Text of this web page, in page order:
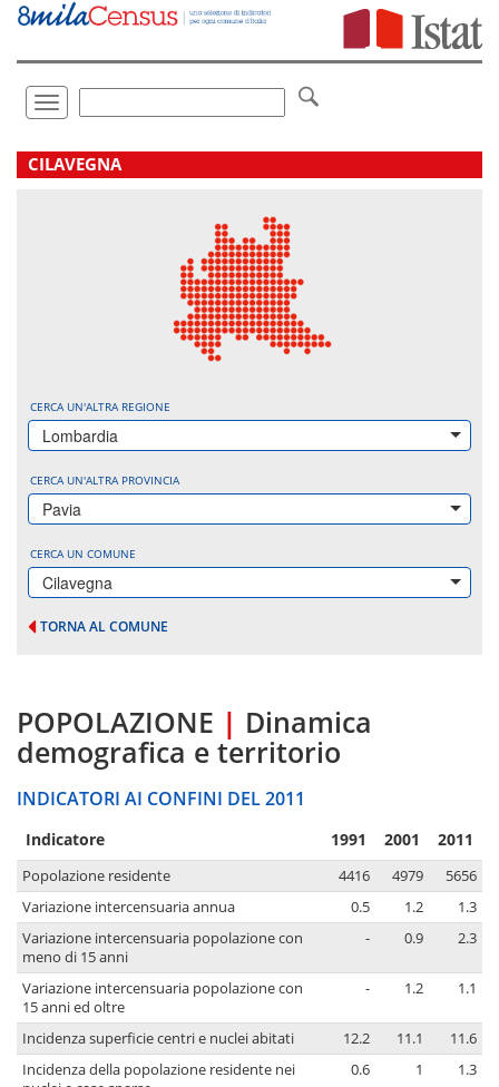
Vai
direttamente
Toggle
navigation
.
CILAVEGNA
CERCA UN'ALTRA REGIONE
Lombardia
CERCA UN'ALTRA PROVINCIA
Pavia
CERCA UN COMUNE
Cilavegna
TORNA AL COMUNE
POPOLAZIONE | Dinamica
demografica e territorio
INDICATORI AI CONFINI DEL 2011
Indicatore 1991 2001 2011
Popolazione residente 4416 4979
5656
Variazione intercensuaria annua
0.5 1.2
1.3
Variazione intercensuaria popolazione con
meno di 15 anni
- 0.9 2.3
Variazione intercensuaria popolazione con
15 anni ed oltre
- 1.2 1.1
Incidenza superficie centri e nuclei abitati 12.2 11.1
11.6
Incidenza della popolazione residente nei
0.6 1 1.3